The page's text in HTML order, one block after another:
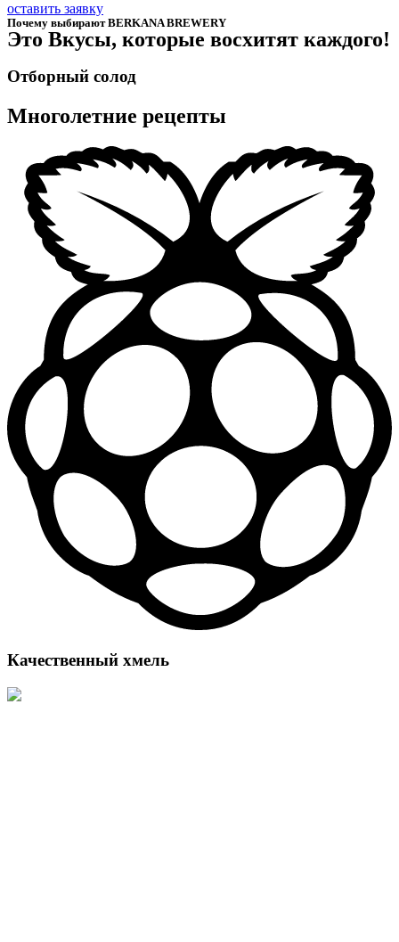
оставить заявку
Почему выбирают BERKANA BREWERY
Это Вкусы, которые восхитят каждого!
Отборный солод
Многолетние рецепты
Качественный хмель